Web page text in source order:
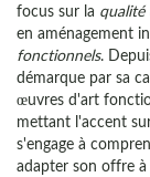
focus sur la qualité
en aménagement
fonctionnels.
démarque par sa
œuvres d'art
mettant l'accent
s'engage à
adapter son offre